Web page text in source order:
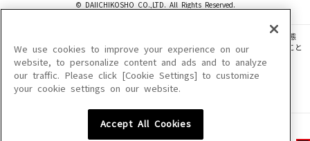
© DAIICHIKOSHO CO.,LTD. All Rights Reserved.
このサイトに掲載されている一切の文章・画像・写真・動画・音声等を、手段や形態
を問わず、著作権法の定める範囲を超えて無断で複製、転載、ファイル化などすること
を禁じます。
楽曲及びコンテンツは、機種によりご利用いただけない場合があります。
楽曲及びコンテンツの配信日、配信内容が変更になる場合があります。
We use cookies to improve your experience on our
website, to personalize content and ads and to analyze
our traffic. Please click [Cookie Settings] to customize
your cookie settings on our website.
Accept All Cookies